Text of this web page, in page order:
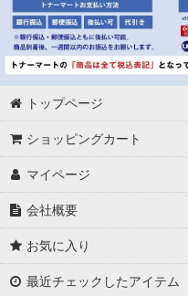
トップページ
ショッピングカート
マイページ
会社概要
お気に入り
最近チェックしたアイテム